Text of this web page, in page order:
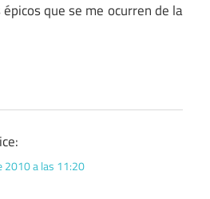
que se me ocurren de la
2010 a las 11:20